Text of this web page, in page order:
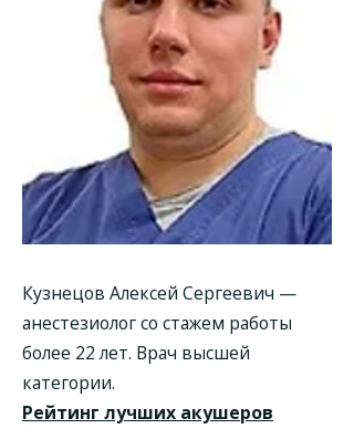
Кузнецов Алексей Сергеевич —
анестезиолог со стажем работы
более 22 лет. Врач высшей
категории.
Рейтинг лучших акушеров